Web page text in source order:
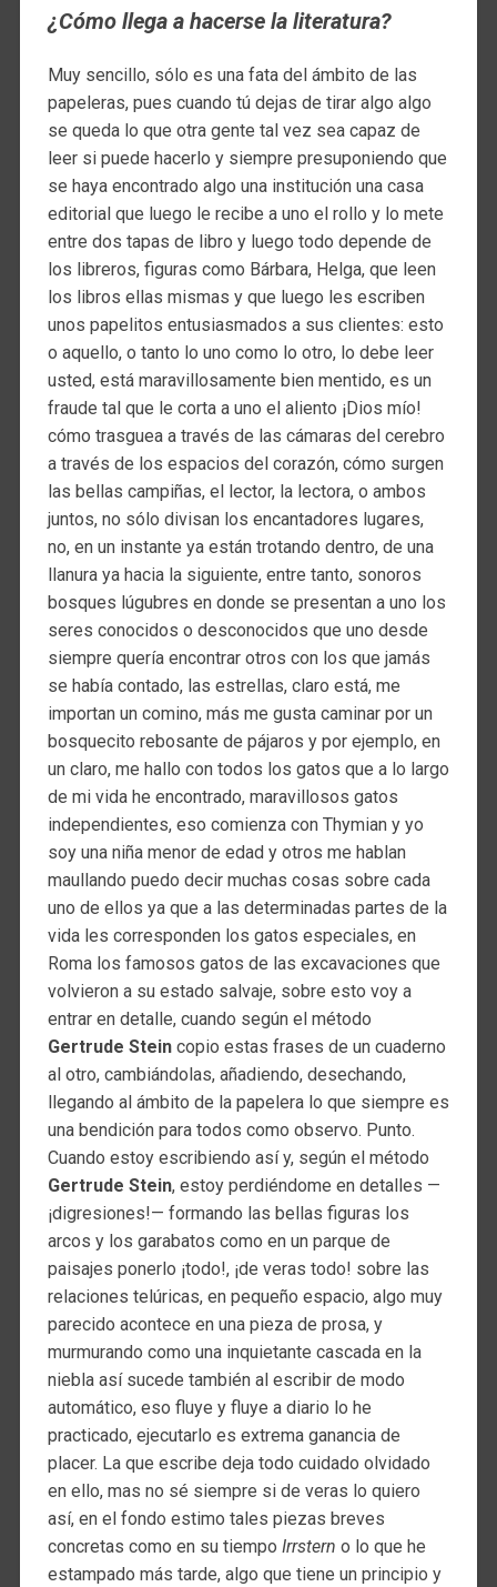
¿Cómo llega a hacerse la literatura?
Muy sencillo, sólo es una fata del ámbito de las
papeleras, pues cuando tú dejas de tirar algo algo
se queda lo que otra gente tal vez sea capaz de
leer si puede hacerlo y siempre presuponiendo que
se haya encontrado algo una institución una casa
editorial que luego le recibe a uno el rollo y lo mete
entre dos tapas de libro y luego todo depende de
los libreros, figuras como Bárbara, Helga, que leen
los libros ellas mismas y que luego les escriben
unos papelitos entusiasmados a sus clientes: esto
o aquello, o tanto lo uno como lo otro, lo debe leer
usted, está maravillosamente bien mentido, es un
fraude tal que le corta a uno el aliento ¡Dios mío!
cómo trasguea a través de las cámaras del cerebro
a través de los espacios del corazón, cómo surgen
las bellas campiñas, el lector, la lectora, o ambos
juntos, no sólo divisan los encantadores lugares,
no, en un instante ya están trotando dentro, de una
llanura ya hacia la siguiente, entre tanto, sonoros
bosques lúgubres en donde se presentan a uno los
seres conocidos o desconocidos que uno desde
siempre quería encontrar otros con los que jamás
se había contado, las estrellas, claro está, me
importan un comino, más me gusta caminar por un
bosquecito rebosante de pájaros y por ejemplo, en
un claro, me hallo con todos los gatos que a lo largo
de mi vida he encontrado, maravillosos gatos
independientes, eso comienza con Thymian y yo
soy una niña menor de edad y otros me hablan
maullando puedo decir muchas cosas sobre cada
uno de ellos ya que a las determinadas partes de la
vida les corresponden los gatos especiales, en
Roma los famosos gatos de las excavaciones que
volvieron a su estado salvaje, sobre esto voy a
entrar en detalle, cuando según el método
Gertrude Steincopio estas frases de un cuaderno
al otro, cambiándolas, añadiendo, desechando,
llegando al ámbito de la papelera lo que siempre es
una bendición para todos como observo. Punto.
Cuando estoy escribiendo así y, según el método
Gertrude Stein, estoy perdiéndome en detalles —
¡digresiones!— formando las bellas figuras los
arcos y los garabatos como en un parque de
paisajes ponerlo ¡todo!, ¡de veras todo! sobre las
relaciones telúricas, en pequeño espacio, algo muy
parecido acontece en una pieza de prosa, y
murmurando como una inquietante cascada en la
niebla así sucede también al escribir de modo
automático, eso fluye y fluye a diario lo he
practicado, ejecutarlo es extrema ganancia de
placer. La que escribe deja todo cuidado olvidado
en ello, mas no sé siempre si de veras lo quiero
así, en el fondo estimo tales piezas breves
concretas como en su tiempo Irrstern o lo que he
estampado más tarde, algo que tiene un principio y